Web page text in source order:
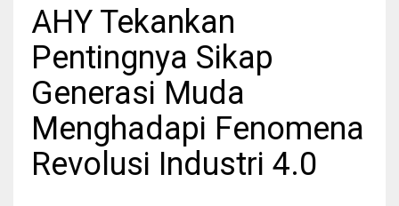
AHY Tekankan
Pentingnya Sikap
Generasi Muda
Menghadapi Fenomena
Revolusi Industri 4.0